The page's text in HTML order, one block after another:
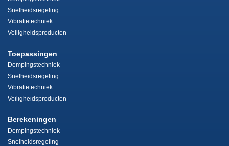
Snelheidsregeling
Vibratietechniek
Veiligheidsproducten
Toepassingen
Dempingstechniek
Snelheidsregeling
Vibratietechniek
Veiligheidsproducten
Berekeningen
Dempingstechniek
Snelheidsregeling